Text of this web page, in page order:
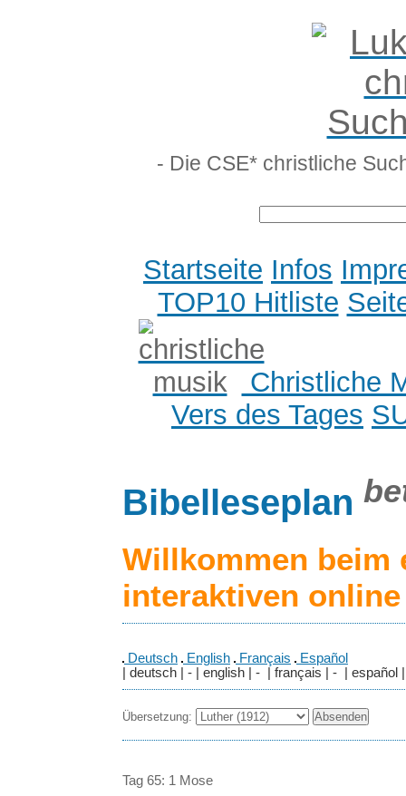
- Die CSE* christliche
Startseite Infos
TOP10 Hitliste
Christliche
Vers des Tages
Bibelleseplan
Willkommen beim
interaktiven
Deutsch English Français
Español
| deutsch | - | english | - | français | - | español |
Übersetzung:
Tag 65: 1 Mose